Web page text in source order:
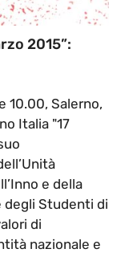
2015”:
10.00, Salerno,
Italia "17
e della
degli Studenti di
di
nazionale e